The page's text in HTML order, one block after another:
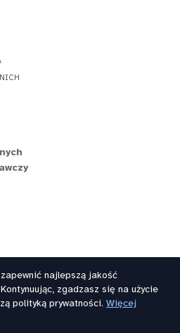
najlepszą jakość
zgadzasz się na użycie
polityką prywatności. Więcej